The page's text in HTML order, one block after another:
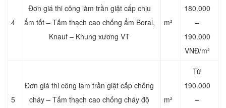
4
Đơn giá thi công làm trần giật cấp chịu
ẩm tốt – Tấm thạch cao chống ẩm Boral,
Knauf – Khung xương VT
m²
180.000
–
190.000
VNĐ/m²
5
Đơn giá thi công làm trần giật cấp chống
cháy – Tấm thạch cao chống cháy độ
m²
Từ
190.000
–